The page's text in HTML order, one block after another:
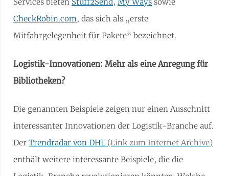
CheckRobin.com, das sich als „erste
Mitfahrgelegenheit für Pakete“ bezeichnet.
Logistik-Innovationen: Mehr als eine Anregung für
Bibliotheken?
Die genannten Beispiele zeigen nur einen Ausschnitt
interessanter Innovationen der Logistik-Branche auf.
DerTrendradar von DHL
enthält weitere interessante Beispiele, die die